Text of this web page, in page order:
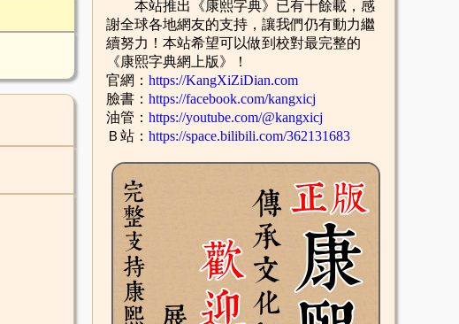
本站推出《康熙字典》已有十餘載，感
謝全球各地網友的支持，讓我們仍有動力繼
續努力！本站希望可以做到校對最完整的
《康熙字典網上版》！
官網： https://KangXiZiDian.com
臉書： https://facebook.com/kangxicj
油管： https://youtube.com/@kangxicj
Ｂ站： https://space.bilibili.com/362131683